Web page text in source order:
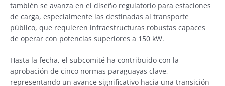
también se avanza en el diseño regulatorio para estaciones
de carga, especialmente las destinadas al transporte
público, que requieren infraestructuras robustas capaces
de operar con potencias superiores a 150 kW.
Hasta la fecha, el subcomité ha contribuido con la
aprobación de cinco normas paraguayas clave,
representando un avance significativo hacia una transición